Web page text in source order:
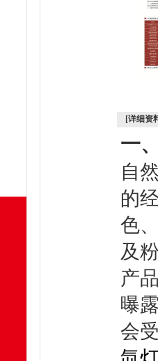
[详细资
一
自
的
色
及
产
曝
会